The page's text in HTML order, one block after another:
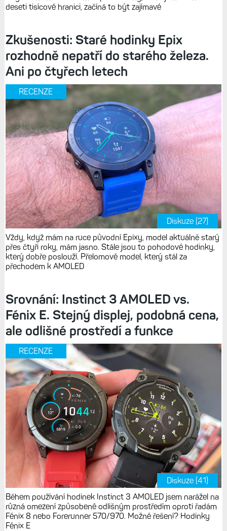
deseti tisícové hranici, začíná to být zajímavé
Zkušenosti: Staré hodinky Epix
rozhodně nepatří do starého železa.
Ani po čtyřech letech
RECENZE
Diskuze (27)
Vždy, když mám na ruce původní Epixy, model aktuálně starý
přes čtyři roky, mám jasno. Stále jsou to pohodové hodinky,
který dobře poslouží. Přelomové model, který stál za
přechodem k AMOLED
Srovnání: Instinct 3 AMOLED vs.
Fénix E. Stejný displej, podobná cena,
ale odlišné prostředí a funkce
RECENZE
Diskuze (41)
Během používání hodinek Instinct 3 AMOLED jsem narážel na
různá omezení způsobené odlišným prostředím oproti řadám
Fénix 8 nebo Forerunner 570/970. Možné řešení? Hodinky
Fénix E